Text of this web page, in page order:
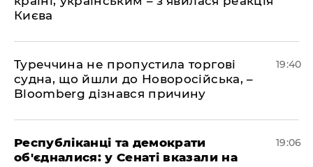
Києва
Туреччина не пропустила торгові
судна, що йшли до Новоросійська, –
Bloomberg дізнався причину
19:40
Республіканці та демократи
об'єдналися: у Сенаті вказали на
19:06